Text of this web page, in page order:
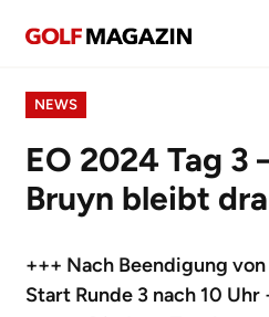
NEWS
EO 2024 Tag 3
Bruyn bleibt
+++ Nach Beendigung
Start Runde 3 nach 10